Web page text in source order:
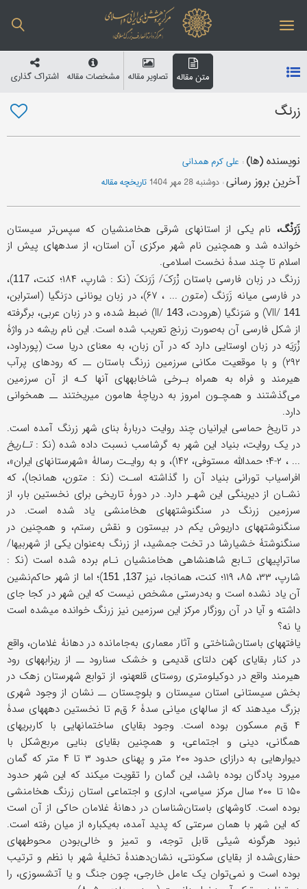
متن مقاله تصاویر مقاله مشخصات مقاله اشتراک گذاری
زرنگ
نویسنده (ها): علی کرم همدانی
آخرین بروز رسانی: دوشنبه 28 مهر 1404 تاریخچه مقاله
زَرَنْگ، نام یکی از استانهای شرقی هخامنشیان که سپس‌تر سیستان
خوانده شد و همچنین نام شهر مرکزی آن استان، از سده‏های پیش از
اسلام تا چند سدۀ نخست اسلامی.
زرنگ در زبان فارسی باستان زْرَکَ/ زَرَنکَ (نک‍ : شارپ، ۱۸۴؛ کنت،
117)،
در فارسی میانه زَرَنگ (متون
... ، ۶۷)، در زبان یونانی درَنگیا (استرابن،
VII/ 141 ) و سَرَنگیا (هرودت، II/143
) ضبط شده، و در زبان عربی، برگرفته
از شکل فارسی آن به‌صورت زرنج تعریب شده است. این نام ریشه در واژۀ
زْرَیَه در زبان اوستایی دارد که در آن زبان، به معنای دریا ست (پورداود،
۲۹۲) و با موقعیت مکانی سرزمین زرنگ باستان ــ که رودهای پرآب
هیرمند و فراه به همراه بـرخی شاخابه‏های آنها کـه از آن سرزمین
می‌گذشتند و همچـون امروز به دریاچۀ هامون می‏ریختند ــ همخوانی
دارد.
در تاریخ حماسی ایرانیان چند روایت دربارۀ بنای شهر زرنگ آمده است.
در یک روایت، بنیاد این شهر به گرشاسب نسبت داده شده (نک‍ :تـاریخ
... ، ۲-۴؛ حمدالله مستوفی، ۱۴۲)، و به روایـت رسالۀ «شهرستانهای ایران»،
افراسیاب تورانی بنیاد آن را گذاشته اسـت (نک‍ : متون، همانجا)، که
نشـان از دیرینگی این شهـر دارد. در دورۀ تاریخی برای نخستین بار، از
سرزمین زرنگ در سنگ‏نوشته‏های هخامنشی یاد شده است. در
سنگ‏نوشته‏های داریوش یکم در بیستون و نقش رستم، و همچنین در
سنگ‏نوشتۀ خشیارشا در تخت جمشید، از زرنگ به‌عنوان یکی از شهربیها/
ساتراپیهای تـابع شاهنشاهی هخامنشیان نـام برده شده است (نک‍ :
شارپ، ۳۳، ۸۵، ۱۱۹؛ کنت، همانجا، نیز
137, 151
)؛ اما از شهر حاکم‌نشین
آن یاد نشده است و به‌درستی مشخص نیست که این شهر در کجا جای
داشته و آیا در آن روزگار مرکز این سرزمین نیز زرنگ خوانده می‏شده است
یا نه؟
یافته‏های باستان‌شناختی و آثار معماری به‌جامانده در دهانۀ غلامان، واقع
در کنار بقایای کهن دلتای قدیمی و خشک سنارود ــ از ریزابه‏های رود
هیرمند واقع در دوکیلومتری روستای قلعه‏نو، از توابع شهرستان زهک در
بخش سیستانی استان سیستان و بلوچستان ــ نشان از وجود شهری
بزرگ می‏دهند که از سالهای میانی سدۀ ۶ ق‌م تا نخستین دهه‏های سدۀ
۴ ق‌م مسکون بوده است. وجود بقایای ساختمانهایی با کاربریهای
همگانی، دینی و اجتماعی، و همچنین بقایای بنایی مربع‌شکل با
دیوارهایی به درازای حدود ۲۰۰ متر و پهنای حدود ۳ تا ۴ متر که گمان
می‏رود پادگان بوده باشد، این گمان را تقویت می‏کند که این شهر حدود
۱۵۰ تا ۲۰۰ سال مرکز سیاسی، اداری و اجتماعی استان زرنگ هخامنشی
بوده است. کاوشهای باستان‌شناسان در دهانۀ غلامان حاکی از آن است
که این شهر با همان سرعتی که پدید آمده، به‌یکباره از میان رفته است.
نبود هرگونه شیئی قابل توجه، و تمیز و خالی‌بودن محوطه‏های
حفاری‌شده از بقایای سکونتی، نشان‌دهندۀ تخلیۀ شهر با نظم و ترتیب
بوده است و نمی‌توان یک عامل خارجی، چون جنگ و یا آتش‏سوزی، را